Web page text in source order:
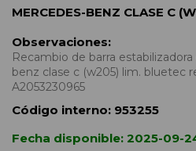
MERCEDES-BENZ CLASE C
Observaciones:
Recambio de barra
benz clase c (w205) lim. bluetec
A2053230965
Código interno: 953255
Fecha disponible: 2025-09-